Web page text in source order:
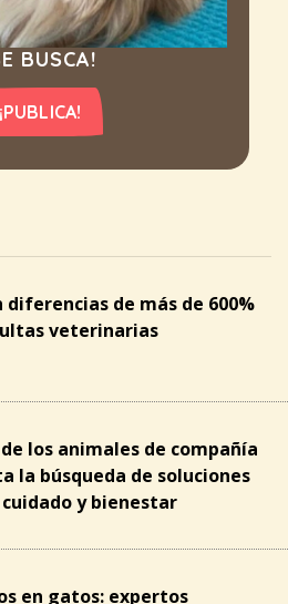
BUSCA!
¡PUBLICA!
diferencias de más de 600%
veterinarias
los animales de compañía
la búsqueda de soluciones
y bienestar
en gatos: expertos